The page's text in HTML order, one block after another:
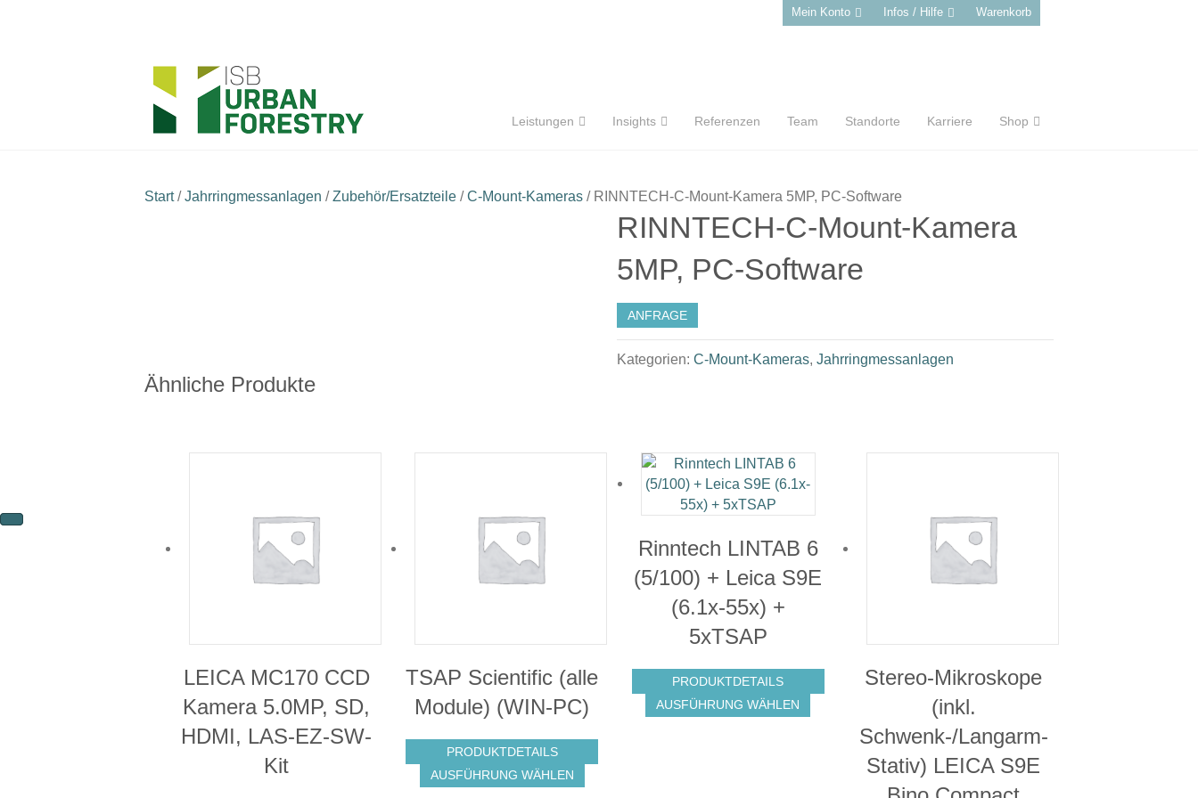
Mein Konto Infos / Hilfe Warenkorb
Leistungen Insights Referenzen Team Standorte Karriere Shop
Start/Jahrringmessanlagen /Zubehör/Ersatzteile /C-Mount-Kameras / RINNTECH-C-Mount-Kamera 5MP, PC-Software
RINNTECH-C-Mount-Kamera
5MP, PC-Software
ANFRAGE
Kategorien:C-Mount-Kameras,Jahrringmessanlagen
Ähnliche Produkte
LEICA MC170 CCD
Kamera 5.0MP, SD,
HDMI, LAS-EZ-SW-
Kit
TSAP Scientific (alle
Module) (WIN-PC)
PRODUKTDETAILS
AUSFÜHRUNG WÄHLEN
Rinntech LINTAB 6
(5/100) + Leica S9E
(6.1x-55x) +
5xTSAP
PRODUKTDETAILS
AUSFÜHRUNG WÄHLEN
Stereo-Mikroskope
(inkl.
Schwenk-/Langarm-
Stativ) LEICA S9E